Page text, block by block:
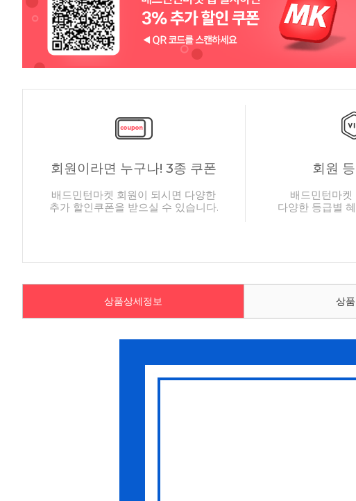
회원이라면 누구나! 3종 쿠폰
배드민턴마켓 회원이 되시면 다양한
추가 할인쿠폰을 받으실 수 있습니다.
회원
배드민턴마
다양한 등급별
상품상세정보 상